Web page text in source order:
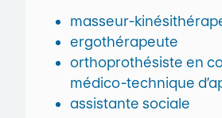
masseur-
ergothérapeute
orthoprothésiste en
médico-technique
assistante sociale